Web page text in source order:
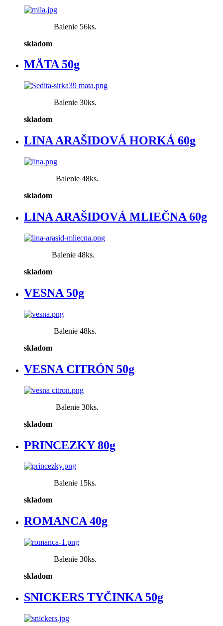
Balenie 56ks.
skladom
MÄTA 50g
Balenie 30ks.
skladom
LINA ARAŠIDOVÁ HORKÁ 60g
Balenie 48ks.
skladom
LINA ARAŠIDOVÁ MLIEČNA 60g
Balenie 48ks.
skladom
VESNA 50g
Balenie 48ks.
skladom
VESNA CITRÓN 50g
Balenie 30ks.
skladom
PRINCEZKY 80g
Balenie 15ks.
skladom
ROMANCA 40g
Balenie 30ks.
skladom
SNICKERS TYČINKA 50g